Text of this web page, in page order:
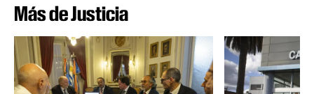
Más de Justicia